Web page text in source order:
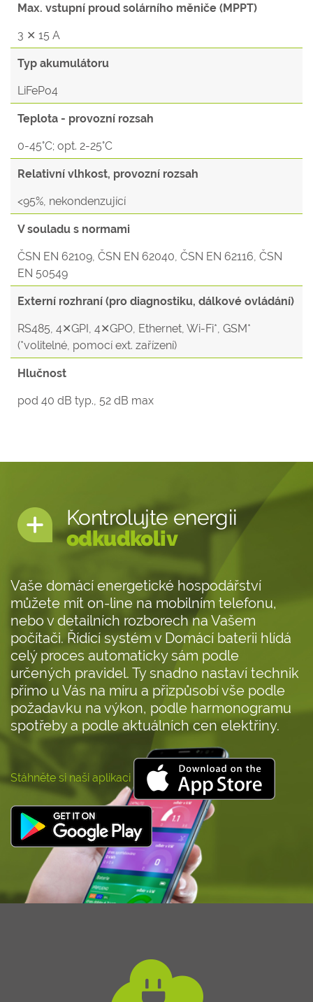
Max. vstupní proud solárního měniče (MPPT)
3 ✕ 15 A
Typ akumulátoru
LiFePo4
Teplota - provozní rozsah
0-45°C; opt. 2-25°C
Relativní vlhkost, provozní rozsah
<95%, nekondenzující
V souladu s normami
ČSN EN 62109, ČSN EN 62040, ČSN EN 62116, ČSN
EN 50549
Externí rozhraní (pro diagnostiku, dálkové ovládání)
RS485, 4✕GPI, 4✕GPO, Ethernet, Wi-Fi*, GSM*
(*volitelné, pomocí ext. zařízení)
Hlučnost
pod 40 dB typ., 52 dB max
Kontrolujte energii
odkudkoliv
Vaše domácí energetické hospodářství
můžete mít on-line na mobilním telefonu,
nebo v detailních rozborech na Vašem
počítači. Řídící systém v Domácí baterii hlídá
celý proces automaticky sám podle
určených pravidel. Ty snadno nastaví technik
přímo u Vás na míru a přizpůsobí vše podle
požadavku na výkon, podle harmonogramu
spotřeby a podle aktuálních cen elektřiny.
Stáhněte si naši aplikaci